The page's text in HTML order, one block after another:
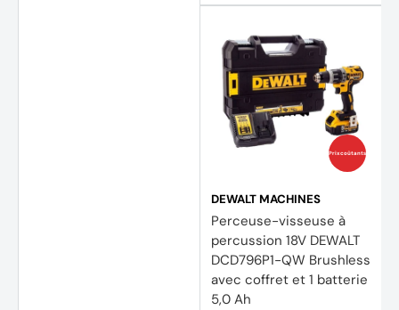
(9
Prix coûtants
DEWALT MACHINES
Perceuse-visseuse à
percussion 18V DEWALT
DCD796P1-QW Brushless
avec coffret et 1 batterie
5,0 Ah